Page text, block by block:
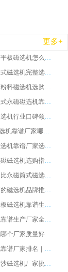
更多+
2026 钛铁矿平板磁选机怎么选 靠谱生产企业实力排行榜选购参考攻略
2026CTG 干式磁选机完整选购指南 行业口碑顶尖靠谱生产龙头厂家实力推荐
2026 高精度粉料磁选机选购全攻略 行业优质品牌华体会手机网页版-华体会(中国) 实力深度解析
2026CTB 湿式永磁磁选机靠谱厂家实力排行榜 铁矿选矿设备采购全流程选购指南
2026 尾矿磁选机行业口碑领域强者，源头直供国内主流厂家华体会手机网页版-华体会(中国) 一站式服务
2026尾矿磁选机靠谱厂家哪家好 行业口碑领域强者华体会手机网页版-华体会(中国) 推荐
2026 铁矿磁选机靠谱厂家选购全攻略 行业标杆华体会手机网页版-华体会(中国) 设备性价比出众
2026 化工强磁磁选机选购指南 5 家行业口碑靠谱厂家领域强者推荐
2026 高性价比永磁筒式磁选机品牌盘点 行业强者口碑实测选购完整指南
2026 评价高的磁选机品牌推荐选购指南，永磁筒式磁选机设备领域强者全景行业口碑解析
2026 国内平板磁选机靠谱生产厂家推荐排名|行业口碑选购指南，领域强者按需选设备
2026 磁选机靠谱生产厂家全梳理 分场景选型行业头部品牌选购参考攻略
2026 磁选机哪个厂家质量好？十大靠谱磁电企业排名选购指南
2026 磁选机靠谱厂家排名｜华体会手机网页版-华体会(中国) 高性价比磁选机磁电品牌
2026 顺流河沙磁选机厂家挑选攻略 | 业内口碑龙头企业高性价比品牌推荐